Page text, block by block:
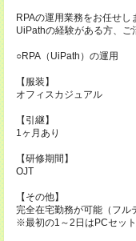
RPAの運用業務をお任せし
UiPathの経験がある方、ご
○RPA（UiPath）の運用
【服装】
オフィスカジュアル
【引継】
1ヶ月あり
【研修期間】
OJT
【その他】
完全在宅勤務が可能（フル
※最初の1～2日はPCセッ